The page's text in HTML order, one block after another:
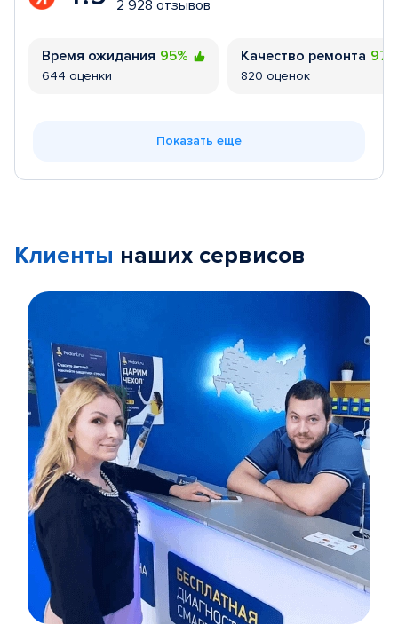
2 928 отзывов
Время ожидания 95%
644 оценки
Качество ремонта
820 оценок
Показать еще
Клиенты наших сервисов